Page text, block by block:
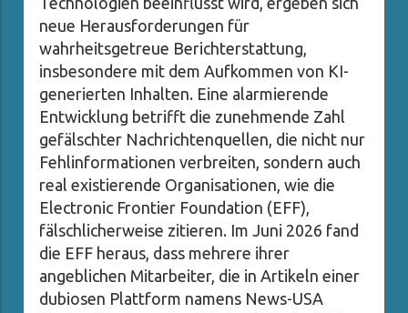
neue Herausforderungen für
wahrheitsgetreue Berichterstattung,
insbesondere mit dem Aufkommen von KI-
generierten Inhalten. Eine alarmierende
Entwicklung betrifft die zunehmende Zahl
gefälschter Nachrichtenquellen, die nicht nur
Fehlinformationen verbreiten, sondern auch
real existierende Organisationen, wie die
Electronic Frontier Foundation (EFF),
fälschlicherweise zitieren. Im Juni 2026 fand
die EFF heraus, dass mehrere ihrer
angeblichen Mitarbeiter, die in Artikeln einer
dubiosen Plattform namens News-USA